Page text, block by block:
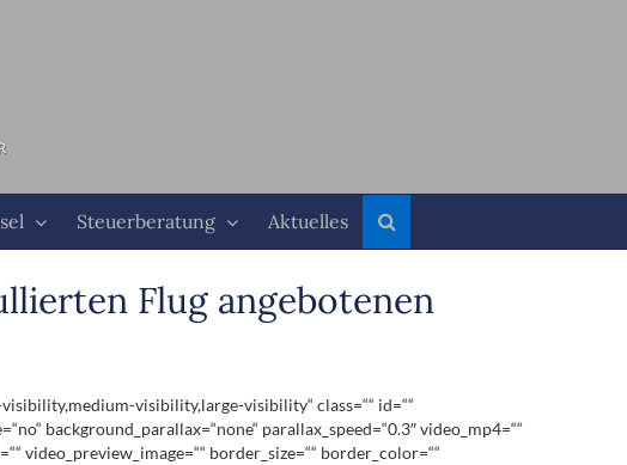
Steuerberatung Aktuelles
Flug angebotenen
visibility,large-visibility“ class=““ id=““
background_parallax=“none“ parallax_speed=“0.3″ video_mp4=““
video_preview_image=““ border_size=““ border_color=““